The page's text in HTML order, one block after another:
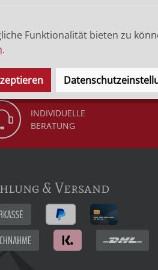
INDIVIDUELLE
BERATUNG
& Versand
Funktionalität bieten zu
.